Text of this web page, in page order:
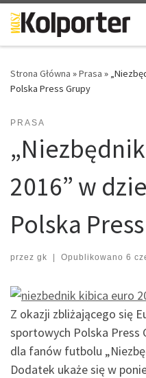
Skip to content
Strona Główna »Prasa »
Polska Press Grupy
PRASA
2016” w
Polska
przez gk | Opublikowano 6
Z okazji zbliżającego się
sportowych Polska Press
dla fanów futbolu
Dodatek ukaże się w